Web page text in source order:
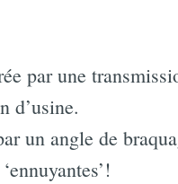
par une
d’usine.
un angle de